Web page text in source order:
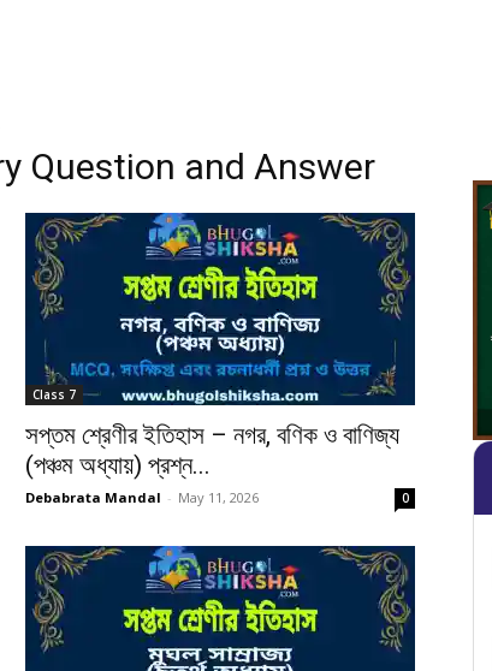
Question and Answer
Class 7
সপ্তম শ্রেণীর ইতিহাস – নগর, বণিক ও বাণিজ্য
(পঞ্চম অধ্যায়) প্রশ্ন...
Debabrata Mandal - May 11, 2026 0